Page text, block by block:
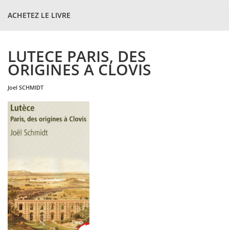
ACHETEZ LE LIVRE
LUTECE PARIS, DES
ORIGINES A CLOVIS
joel SCHMIDT